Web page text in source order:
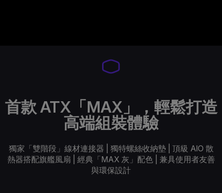
首款 ATX「MAX」，輕鬆打造
高端組裝體驗
獨家「雙階段」線材連接器 | 獨特螺絲收納墊 | 頂級 AlO 散
熱器搭配旗艦風扇 | 經典「MAX 灰」配色 | 兼具使用者友善
與環保設計